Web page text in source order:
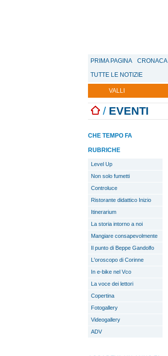
PRIMA PAGINA CRONACA
TUTTE LE NOTIZIE
VALLI
/ EVENTI
CHE TEMPO FA
RUBRICHE
Level Up
Non solo fumetti
Controluce
Ristorante didattico Inizio
Itinerarium
La storia intorno a noi
Mangiare consapevolmente
Il punto di Beppe Gandolfo
L'oroscopo di Corinne
In e-bike nel Vco
La voce dei lettori
Copertina
Fotogallery
Videogallery
ADV